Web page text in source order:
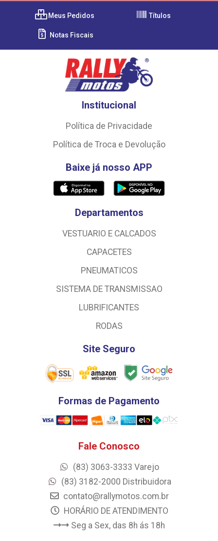
Meus Pedidos Títulos
Notas Fiscais
Institucional
Política de Privacidade
Política de Troca e Devolução
Baixe já nosso APP
Departamentos
VESTUARIO E CALCADOS
CAPACETES
PNEUMATICOS
SISTEMA DE TRANSMISSAO
LUBRIFICANTES
RODAS
Site Seguro
Formas de Pagamento
Fale Conosco
(83) 3063-3333 Varejo
(83) 3182-2000 Distribuidora
contato@rallymotos.com.br
HORÁRIO DE ATENDIMENTO
Seg a Sex, das 8h ás 18h